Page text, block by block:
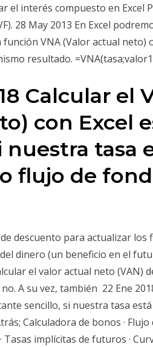
el interés compuesto en Excel
28 May 2013 En Excel
función VNA (Valor actual neto)
resultado.
Calcular el
con Excel
nuestra tasa
flujo de
descuento para actualizar
dinero (un beneficio en el
el valor actual neto (VAN)
A su vez, también 22 Ene
sencillo, si nuestra tasa
Calculadora de bonos · Flujo
Tasas implícitas de futuros ·